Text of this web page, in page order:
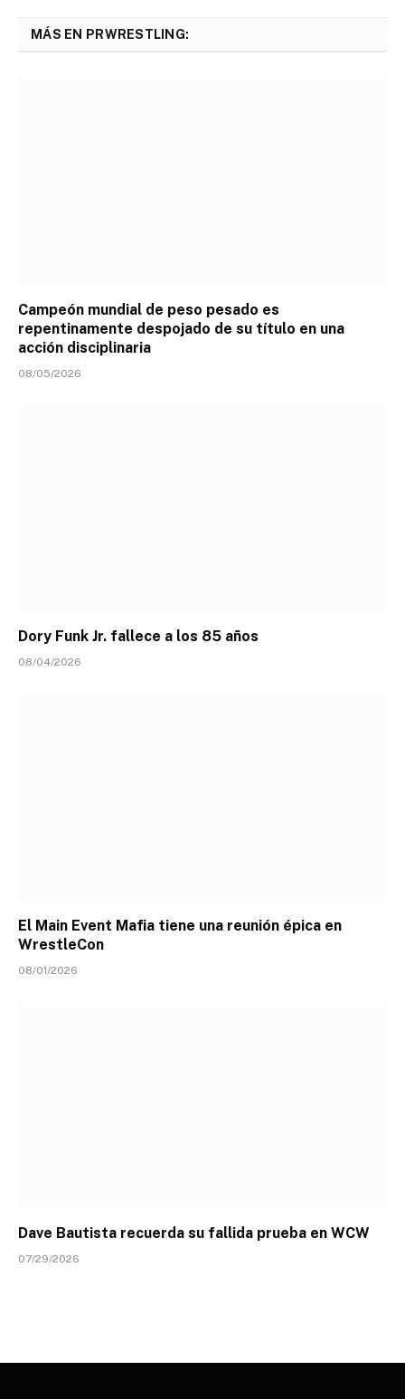
MÁS EN PRWRESTLING:
Campeón mundial de peso pesado es
repentinamente despojado de su título en una
acción disciplinaria
08/05/2026
Dory Funk Jr. fallece a los 85 años
08/04/2026
El Main Event Mafia tiene una reunión épica en
WrestleCon
08/01/2026
Dave Bautista recuerda su fallida prueba en WCW
07/29/2026